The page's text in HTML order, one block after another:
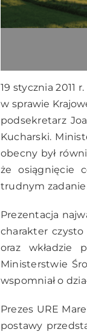
19 stycznia 2011
w sprawie
podsekretarz
Kucharski.
obecny był
że osiągnięcie
trudnym
Prezentacja
charakter
oraz wkładzie
Ministerstwie
wspomniał o
Prezes URE
postawy